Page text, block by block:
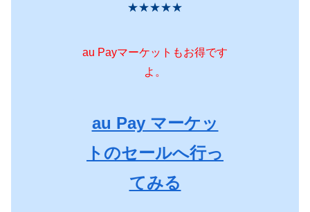
★★★★★
au Payマーケットもお得です
よ。
au Pay マーケッ
トのセールへ行っ
てみる